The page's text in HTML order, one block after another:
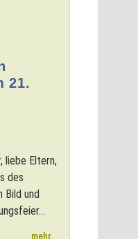
21.
liebe Eltern,
des
Bild und
mehr...